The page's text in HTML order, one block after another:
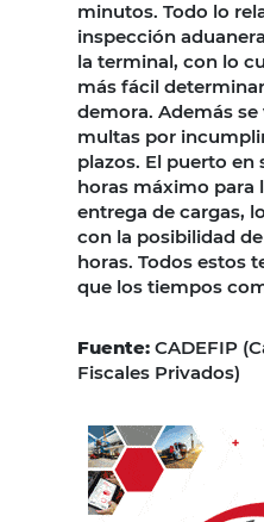
minutos. Todo lo
inspección
la terminal, con lo
más fácil
demora. Además
multas por
plazos. El puerto en
horas máximo para
entrega de cargas,
con la posibilidad
horas. Todos estos
que los tiempos
Fuente: CADEFIP
Fiscales Privados)